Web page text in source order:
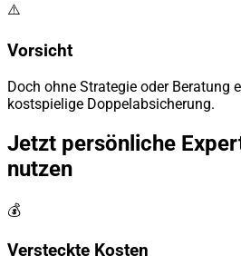
⚠️
Vorsicht
Doch ohne Strategie oder Beratung
kostspielige Doppelabsicherung.
Jetzt persönliche
nutzen
💰
Versteckte Kosten